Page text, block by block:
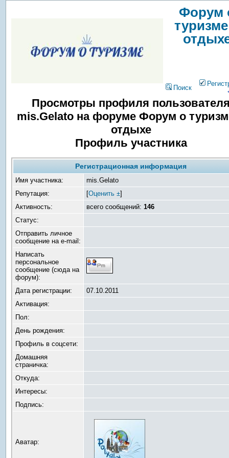
Форум
Поиск
Просмотры профиля
mis.Gelato на форуме Форум о
отдыхе
Профиль участника
Регистрационная информация
Имя участника:
mis.Gelato
Репутация:
[Оценить ±]
Активность:
всего сообщений:146
Статус:
Отправить личное
сообщение на e-mail:
Написать
персональное
сообщение (сюда на
форум):
Дата регистрации:
07.10.2011
Активация:
Пол:
День рождения:
Профиль в соцсети:
Домашняя
страничка:
Откуда:
Интересы:
Подпись:
Аватар: